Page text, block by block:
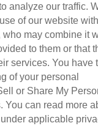
analyze our traffic.
of our website
may combine it
to them or that
services. You have
of your personal
or Share My
You can read more
applicable